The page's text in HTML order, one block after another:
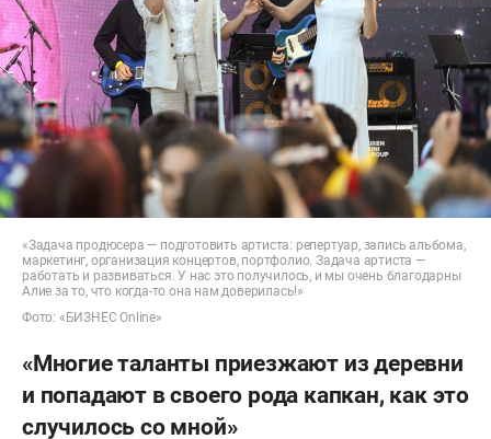
«Задача продюсера — подготовить артиста: репертуар, запись альбома,
маркетинг, организация концертов, портфолио. Задача артиста —
работать и развиваться. У нас это получилось, и мы очень благодарны
Алие за то, что когда-то она нам доверилась!»
Фото: «БИЗНЕС Online»
«Многие таланты приезжают из деревни
и попадают в своего рода капкан, как это
случилось со мной»